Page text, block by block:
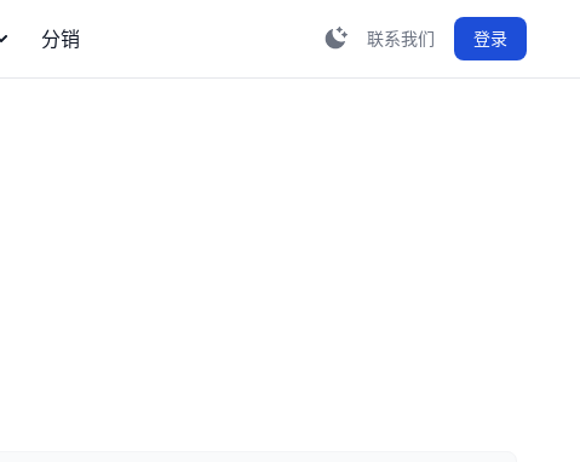
联系我们 登录
分销